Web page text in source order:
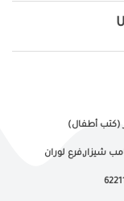
أطفال)
شيزار,فرع لوران